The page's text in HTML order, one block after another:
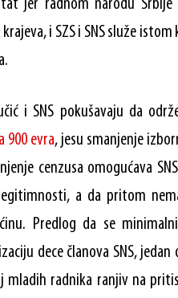
jer radnom narodu
i SZS i SNS služe
i SNS pokušavaju da
900 evra, jesu smanjenje
cenzusa omogućava
a da pritom
Predlog da se
dece članova SNS,
mladih radnika ranjiv na